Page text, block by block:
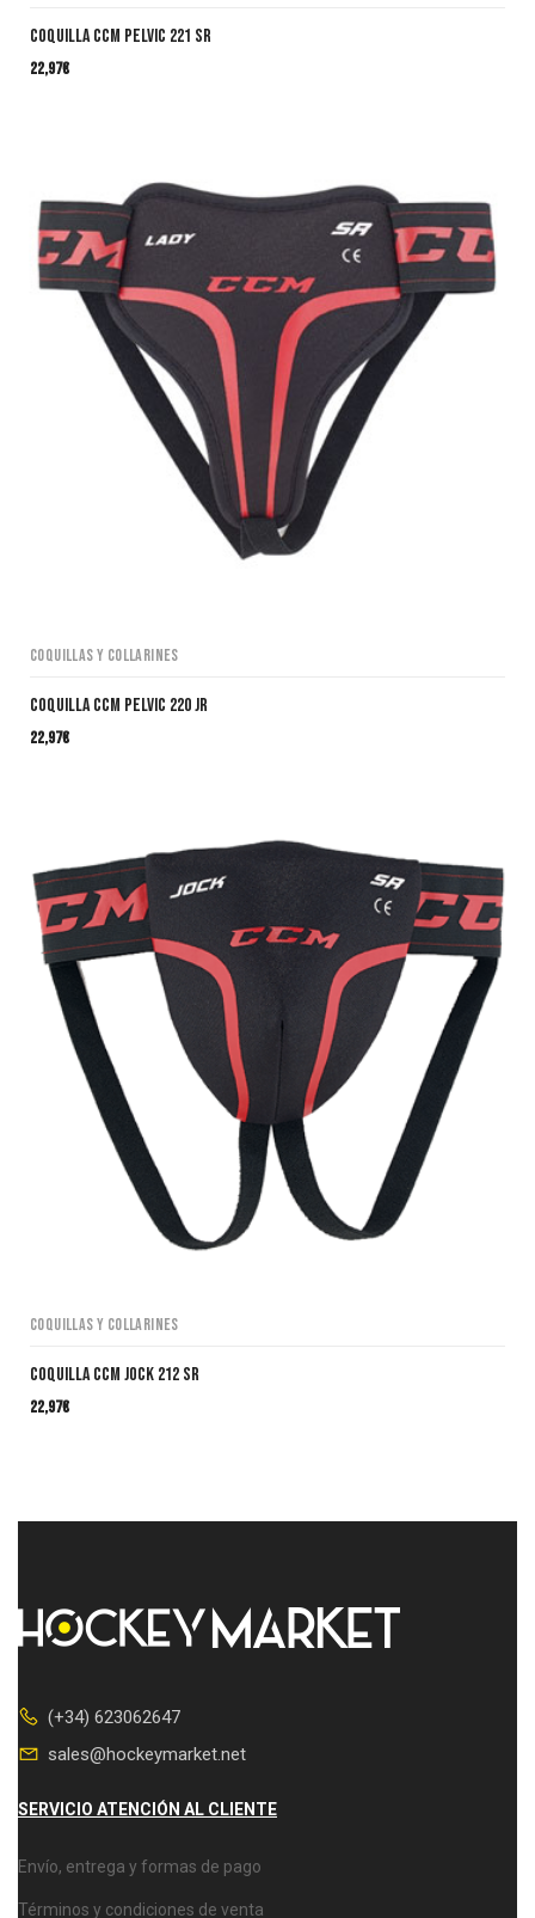
Coquilla CCM Pelvic 221 SR
22,97€
Coquillas y collarines
Coquilla CCM Pelvic 220 JR
22,97€
Coquillas y collarines
Coquilla CCM Jock 212 SR
22,97€
(+34) 623062647
sales@hockeymarket.net
SERVICIO ATENCIÓN AL CLIENTE
Envío, entrega y formas de pago
Términos y condiciones de venta